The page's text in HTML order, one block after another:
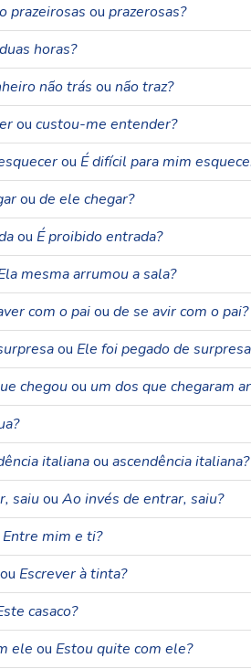
prazeirosas ou prazerosas?
horas?
não trás ou não traz?
ou custou-me entender?
ou É difícil para mim
ou de ele chegar?
ou É proibido entrada?
mesma arrumou a sala?
com o paiou de se avir com o pai?
ou Ele foi pegado de
chegouou um dos que chegaram
italianaou ascendência italiana?
saiuou Ao invés de entrar, saiu?
Entre mim e ti?
ou Escrever à tinta?
casaco?
ele ou Estou quite com ele?